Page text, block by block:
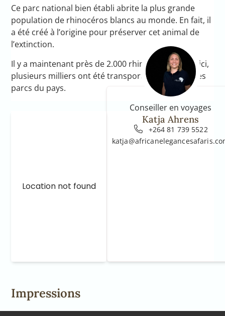
Ce parc national bien établi abrite la plus grande
population de rhinocéros blancs au monde. En fait, il
a été créé à l’origine pour préserver cet animal de
l’extinction.
Il y a maintenant près de 2.000 rhinocéros blancs ici,
plusieurs milliers ont été transportés dans d’autres
parcs du pays.
Conseiller en voyages
Katja Ahrens
+264 81 739 5522
Location not found
Impressions